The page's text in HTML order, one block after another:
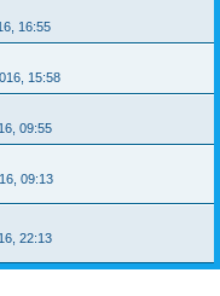
16:55
15:58
09:55
09:13
22:13